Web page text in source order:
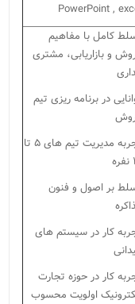
PowerPoint ,
کامل با مفاهیم
و بازاریابی، مشتری
در برنامه ریزی تیم
تجربه مدیریت تیم های ۵ تا
بر اصول و فنون
کار در سیستم های
کار در حوزه تجارت
اولویت محسوب